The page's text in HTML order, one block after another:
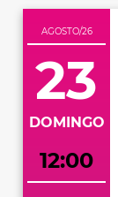
AGOSTO/26
23
DOMINGO
12:00